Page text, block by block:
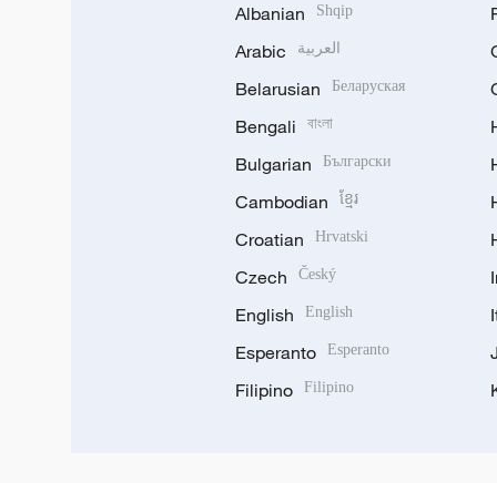
Albanian Shqip
Arabic العربية
Belarusian Беларуская
Bengali বাংলা
Bulgarian Български
Cambodian ខ្មែរ
Croatian Hrvatski
Czech Český
English English
Esperanto Esperanto
Filipino Filipino